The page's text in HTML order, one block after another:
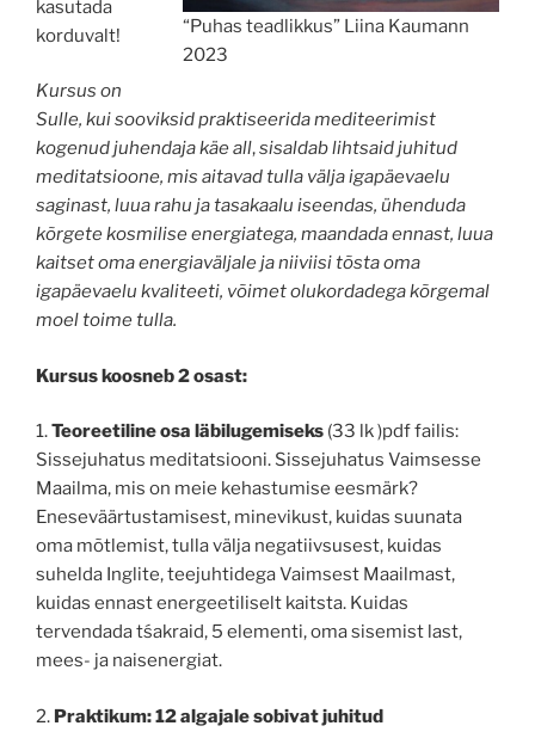
“Puhas teadlikkus” Liina Kaumann
2023
kasutada
korduvalt!
Kursus on
Sulle, kui sooviksid praktiseerida mediteerimist
kogenud juhendaja käe all,sisaldab lihtsaid juhitud
meditatsioone, mis aitavad tulla välja igapäevaelu
saginast, luua rahu ja tasakaalu iseendas, ühenduda
kõrgete kosmilise energiatega, maandada ennast, luua
kaitset oma energiaväljale ja niiviisi tõsta oma
igapäevaelu kvaliteeti, võimet olukordadega kõrgemal
moel toime tulla.
Kursus koosneb 2 osast:
1.Teoreetiline osa läbilugemiseks (33 lk )pdf failis:
Sissejuhatus meditatsiooni. Sissejuhatus Vaimsesse
Maailma, mis on meie kehastumise eesmärk?
Eneseväärtustamisest, minevikust, kuidas suunata
oma mõtlemist, tulla välja negatiivsusest, kuidas
suhelda Inglite, teejuhtidega Vaimsest Maailmast,
kuidas ennast energeetiliselt kaitsta. Kuidas
tervendada tśakraid, 5 elementi, oma sisemist last,
mees- ja naisenergiat.
2. Praktikum: 12 algajale sobivat juhitud